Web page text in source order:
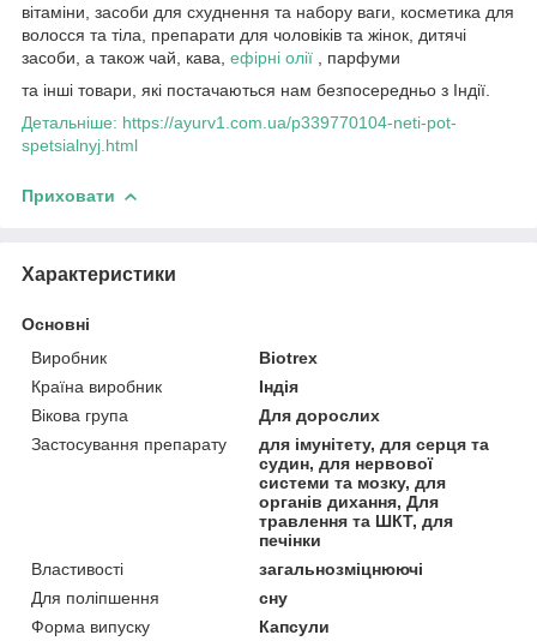
вітаміни, засоби для схуднення та набору ваги, косметика для
волосся та тіла, препарати для чоловіків та жінок, дитячі
засоби, а також чай, кава, ефірні олії , парфуми
та інші товари, які постачаються нам безпосередньо з Індії.
Детальніше: https://ayurv1.com.ua/p339770104-neti-pot-
spetsialnyj.html
Приховати
Характеристики
Основні
Виробник
Biotrex
Країна виробник
Індія
Вікова група
Для дорослих
Застосування препарату
для імунітету, для серця та
судин, для нервової
системи та мозку, для
органів дихання, Для
травлення та ШКТ, для
печінки
Властивості
загальнозміцнюючі
Для поліпшення
сну
Форма випуску
Капсули